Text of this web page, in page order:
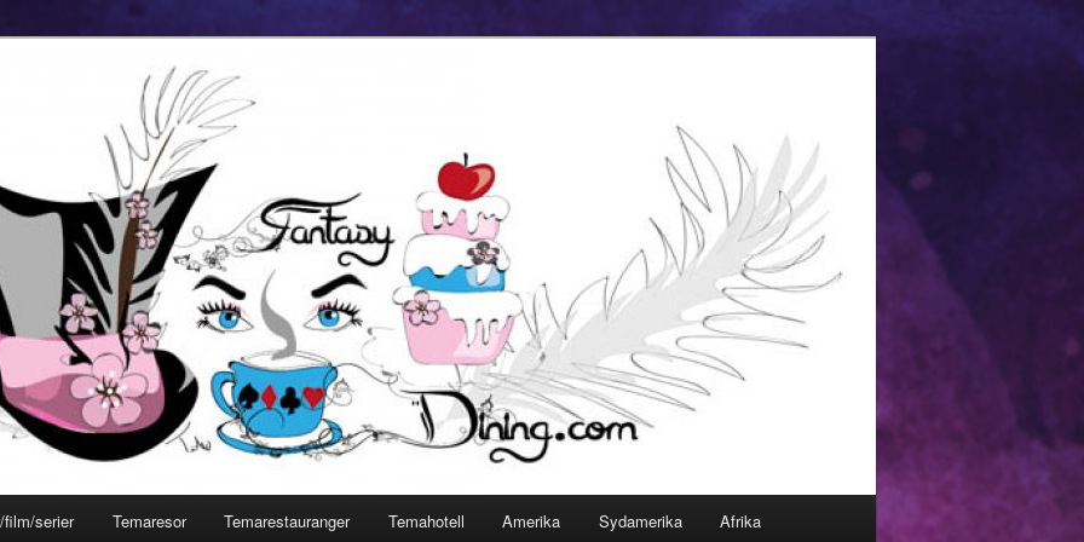
film/serier Temaresor Temarestauranger Temahotell Amerika Sydamerika Afrika